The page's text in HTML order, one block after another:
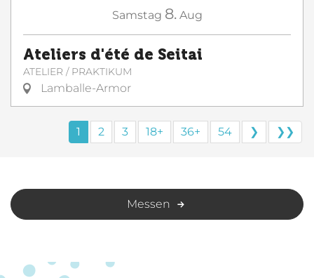
Samstag 8. Aug
Ateliers d'été de Seitai
ATELIER / PRAKTIKUM
Lamballe-Armor
1 2 3 18+ 36+ 54 ❯ ❯❯
Messen